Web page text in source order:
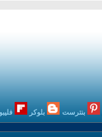
بنترست بلوكر